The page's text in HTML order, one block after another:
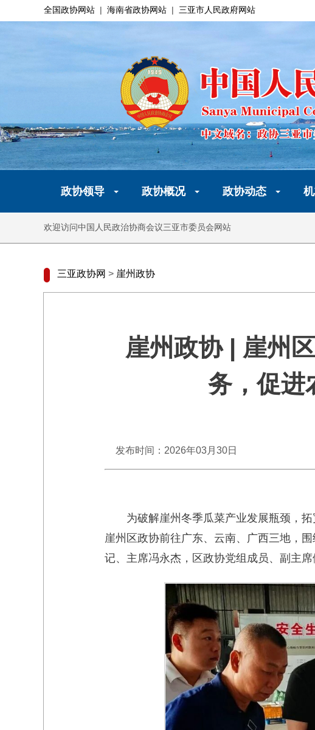
全国政协网站 | 海南省政协网站 | 三亚市人民政府网站
政协领导 政协概况 政协动态
欢迎访问中国人民政治协商会议三亚市委员会网站
三亚政协网 > 崖州政协
崖州政协 | 崖州
务，促进
发布时间：2026年03月30日
为破解崖州冬季瓜菜产业发展瓶颈，
崖州区政协前往广东、云南、广西三地，
记、主席冯永杰，区政协党组成员、副主